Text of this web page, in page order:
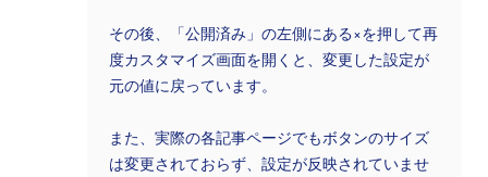
その後、「公開済み」の左側にある×を押して再
度カスタマイズ画面を開くと、変更した設定が
元の値に戻っています。
また、実際の各記事ページでもボタンのサイズ
は変更されておらず、設定が反映されていませ